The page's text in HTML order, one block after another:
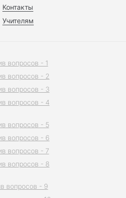
Контакты
Учителям
вопросов - 1
вопросов - 2
вопросов - 3
вопросов - 4
вопросов - 5
вопросов - 6
вопросов - 7
вопросов - 8
вопросов - 9